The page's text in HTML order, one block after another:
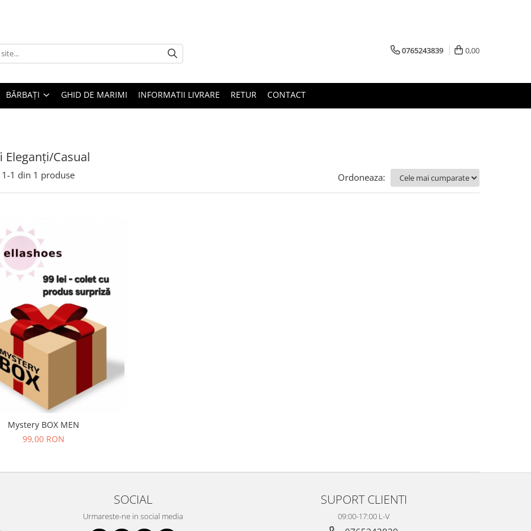
0765243839 0,00
BĂRBAȚI GHID DE MARIMI INFORMATII LIVRARE RETUR CONTACT
Eleganți/Casual
1-1 din 1 produse Ordoneaza:
Mystery BOX MEN
99,00 RON
SOCIAL
Urmareste-ne in social media
SUPORT CLIENTI
09:00-17:00 L-V